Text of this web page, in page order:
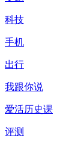
科技
手机
出行
我跟你说
爱活历史课
评测